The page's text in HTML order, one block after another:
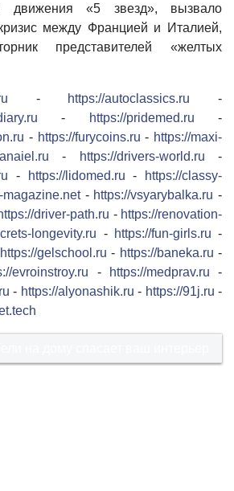
«5 звезд», вызвало
между Францией и Италией,
представителей «желтых
- https://autoclassics.ru -
- https://pridemed.ru -
- https://furycoins.ru - https://maxi-
- https://drivers-world.ru -
- https://lidomed.ru -
https://classy-
magazine.net- https://vsyarybalka.ru -
driver-path.ru - https://renovation-
longevity.ru - https://fun-girls.ru -
https://gelschool.ru - https://baneka.ru -
evroinstroy.ru - https://medprav.ru -
- https://alyonashik.ru - https://91j.ru -